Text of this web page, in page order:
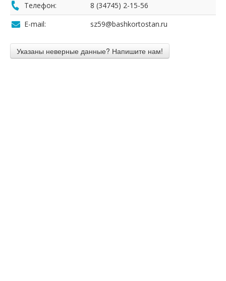
Телефон:
8 (34745) 2-15-56
E-mail:
sz59@bashkortostan.ru